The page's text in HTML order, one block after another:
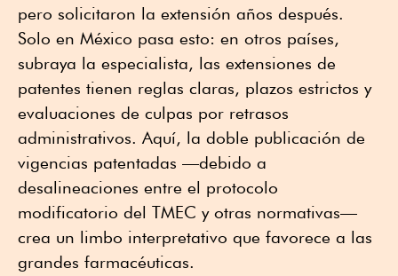
pero solicitaron la extensión años después.
Solo en México pasa esto: en otros países,
subraya la especialista, las extensiones de
patentes tienen reglas claras, plazos estrictos y
evaluaciones de culpas por retrasos
administrativos. Aquí, la doble publicación de
vigencias patentadas —debido a
desalineaciones entre el protocolo
modificatorio del TMEC y otras normativas—
crea un limbo interpretativo que favorece a las
grandes farmacéuticas.